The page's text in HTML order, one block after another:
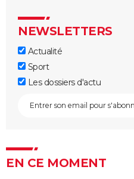
NEWSLETTERS
Actualité
Sport
Les dossiers d'actu
EN CE MOMENT